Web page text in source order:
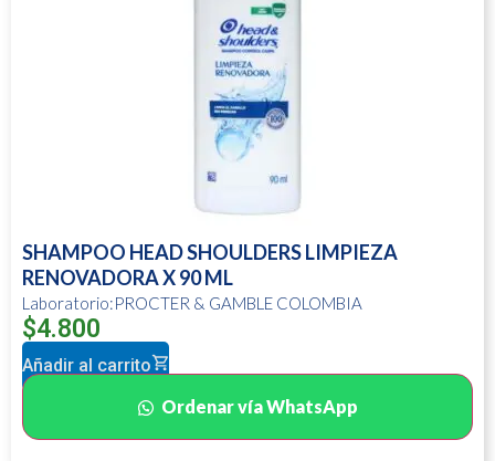
SHAMPOO HEAD SHOULDERS LIMPIEZA
RENOVADORA X 90 ML
Laboratorio:PROCTER & GAMBLE COLOMBIA
$4.800
Añadir al carrito
Ordenar vía WhatsApp